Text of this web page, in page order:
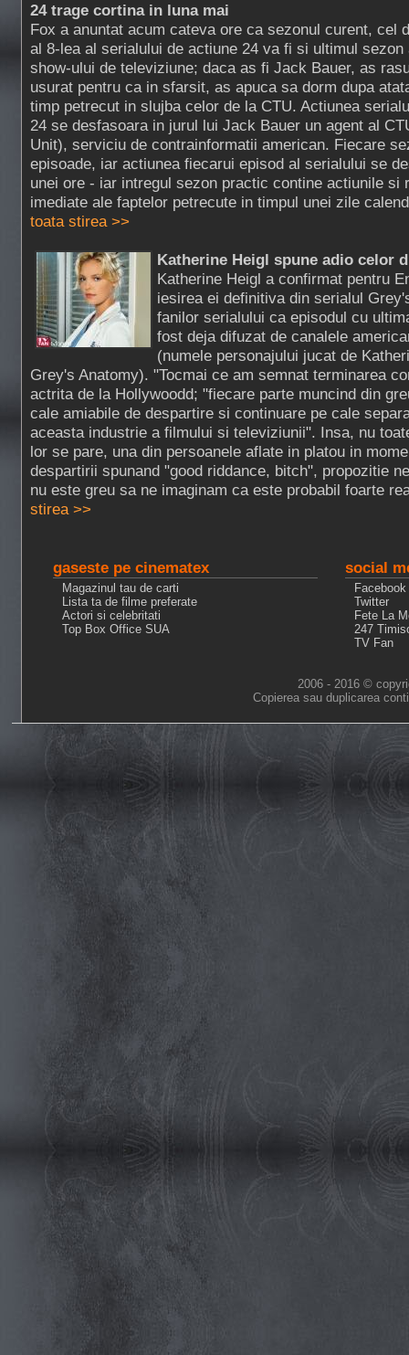
24 trage cortina in luna mai
Fox a anuntat acum cateva ore ca sezonul curent, cel
al 8-lea al serialului de actiune 24 va fi si ultimul sezon
show-ului de televiziune; daca as fi Jack Bauer, as
usurat pentru ca in sfarsit, as apuca sa dorm dupa
timp petrecut in slujba celor de la CTU. Actiunea
24 se desfasoara in jurul lui Jack Bauer un agent al
Unit), serviciu de contrainformatii american. Fiecare
episoade, iar actiunea fiecarui episod al serialului se
unei ore - iar intregul sezon practic contine actiunile si
imediate ale faptelor petrecute in timpul unei zile
toata stirea >>
Katherine Heigl spune adio celor
Katherine Heigl a confirmat pentru
iesirea ei definitiva din serialul
fanilor serialului ca episodul cu
fost deja difuzat de canalele
(numele personajului jucat de
Grey's Anatomy). "Tocmai ce am semnat terminarea
actrita de la Hollywoodd; "fiecare parte muncind din
cale amiabile de despartire si continuare pe cale
aceasta industrie a filmului si televiziunii". Insa, nu
lor se pare, una din persoanele aflate in platou in
despartirii spunand "good riddance, bitch", propozitie
nu este greu sa ne imaginam ca este probabil foarte
stirea >>
gaseste pe cinematex
Magazinul tau de carti
Lista ta de filme preferate
Actori si celebritati
Top Box Office SUA
social
Facebook
Twitter
Fete La
247
TV Fan
2006 - 2016 ©
Copierea sau duplicarea